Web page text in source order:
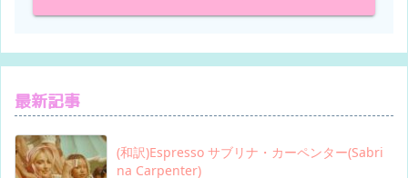
最新記事
(和訳)Espresso サブリナ・カーペンター(Sabri
na Carpenter)